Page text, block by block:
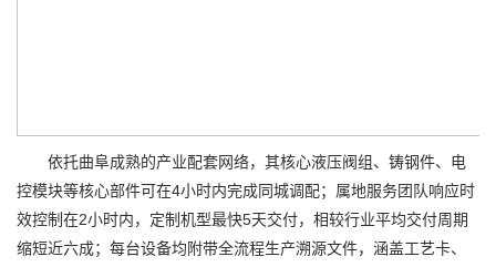
依托曲阜成熟的产业配套网络，其核心液压阀组、铸钢件、电
控模块等核心部件可在4小时内完成同城调配；属地服务团队响应时
效控制在2小时内，定制机型最快5天交付，相较行业平均交付周期
缩短近六成；每台设备均附带全流程生产溯源文件，涵盖工艺卡、